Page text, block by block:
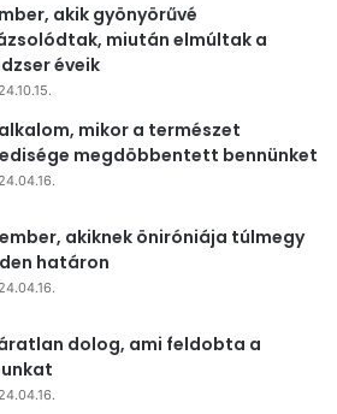
akik gyönyörűvé
miután elmúltak a
éveik
alkalom, mikor a természet
megdöbbentett bennünket
ember, akiknek öniróniája túlmegy
határon
dolog, ami feldobta a